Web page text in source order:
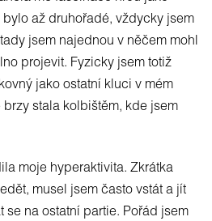
až druhořadé, vždycky jsem
jsem najednou v něčem mohl
projevit. Fyzicky jsem totiž
jako ostatní kluci v mém
stala kolbištěm, kde jsem
moje hyperaktivita. Zkrátka
musel jsem často vstát a jít
se na ostatní partie. Pořád jsem